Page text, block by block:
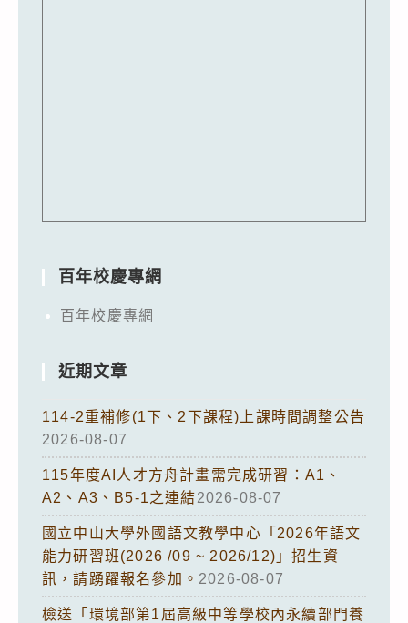
百年校慶專網
百年校慶專網
近期文章
114-2重補修(1下、2下課程)上課時間調整公告
2026-08-07
115年度AI人才方舟計畫需完成研習：A1、
A2、A3、B5-1之連結2026-08-07
國立中山大學外國語文教學中心「2026年語文
能力研習班(2026 /09 ~ 2026/12)」招生資
訊，請踴躍報名參加。 2026-08-07
檢送「環境部第1屆高級中等學校內永續部門養